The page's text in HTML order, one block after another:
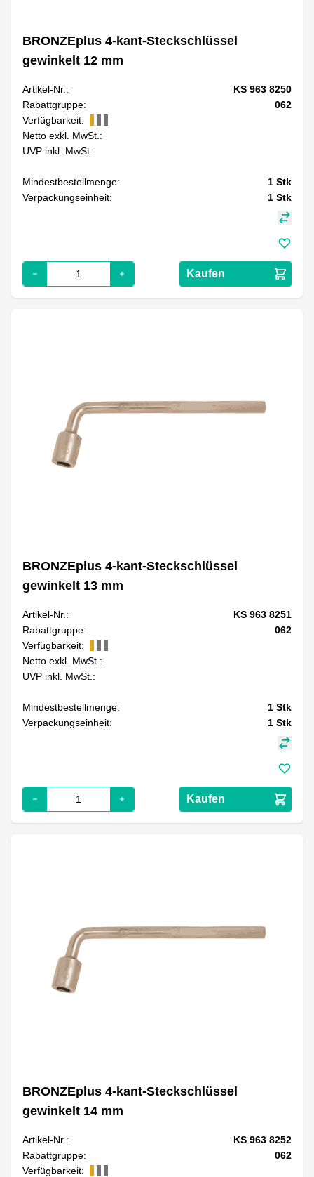
BRONZEplus 4-kant-Steckschlüssel
gewinkelt 12 mm
Artikel-Nr.:
KS 963 8250
Rabattgruppe:
062
Verfügbarkeit:
Netto exkl. MwSt.:
UVP inkl. MwSt.:
Mindestbestellmenge: 1 Stk
Verpackungseinheit:
1 Stk
Kaufen
BRONZEplus 4-kant-Steckschlüssel
gewinkelt 13 mm
Artikel-Nr.:
KS 963 8251
Rabattgruppe:
062
Verfügbarkeit:
Netto exkl. MwSt.:
UVP inkl. MwSt.:
Mindestbestellmenge: 1 Stk
Verpackungseinheit:
1 Stk
Kaufen
BRONZEplus 4-kant-Steckschlüssel
gewinkelt 14 mm
Artikel-Nr.:
KS 963 8252
Rabattgruppe:
062
Verfügbarkeit: